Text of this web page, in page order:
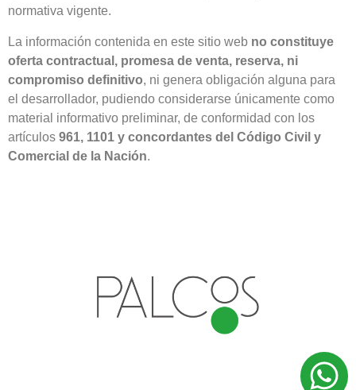
normativa vigente.
La información contenida en este sitio web no constituye
oferta contractual, promesa de venta, reserva, ni
compromiso definitivo, ni genera obligación alguna para
el desarrollador, pudiendo considerarse únicamente como
material informativo preliminar, de conformidad con los
artículos 961, 1101 y concordantes del Código Civil y
Comercial de la Nación.